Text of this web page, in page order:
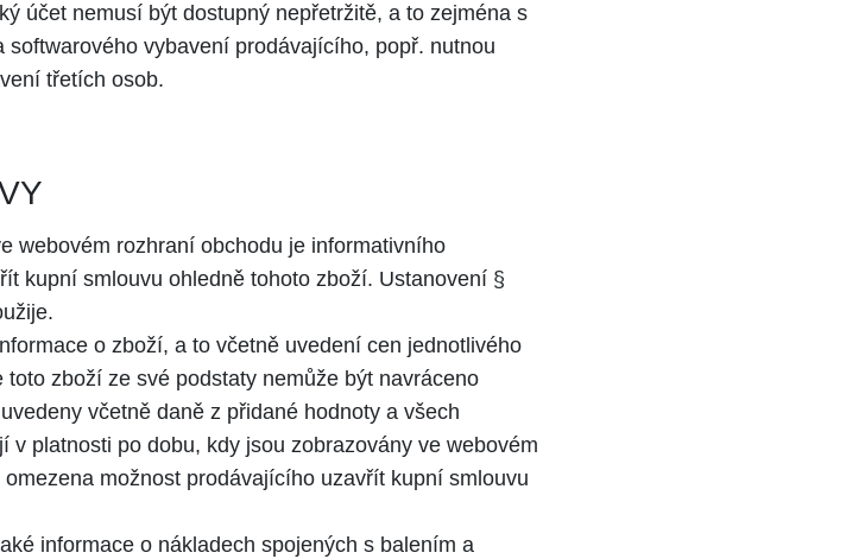
účet nemusí být dostupný nepřetržitě, a to zejména s
vybavení prodávajícího, popř. nutnou
třetích osob.
webovém rozhraní obchodu je informativního
kupní smlouvu ohledně tohoto zboží. Ustanovení §
o zboží, a to včetně uvedení cen jednotlivého
zboží ze své podstaty nemůže být navráceno
včetně daně z přidané hodnoty a všech
platnosti po dobu, kdy jsou zobrazovány ve webovém
možnost prodávajícího uzavřít kupní smlouvu
informace o nákladech spojených s balením a